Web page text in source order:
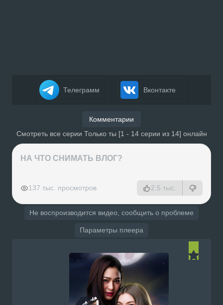
Телеграмм Вконтакте
Комментарии
Смотреть все серии Только ты [1 - 14 серии из 14] онлайн
НА ЧТО СНИМАТЬ ВЛОГ?
137 тыс. просмотров 2.5 тыс.
Не воспроизводится видео, сообщить о проблеме
Параметры плеера